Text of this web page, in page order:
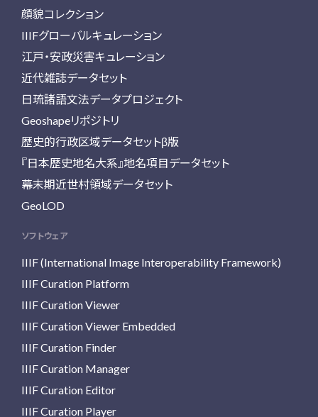
顔貌コレクション
IIIFグローバルキュレーション
江戸・安政災害キュレーション
近代雑誌データセット
日琉諸語文法データプロジェクト
Geoshapeリポジトリ
歴史的行政区域データセットβ版
『日本歴史地名大系』地名項目データセット
幕末期近世村領域データセット
GeoLOD
ソフトウェア
IIIF (International Image Interoperability Framework)
IIIF Curation Platform
IIIF Curation Viewer
IIIF Curation Viewer Embedded
IIIF Curation Finder
IIIF Curation Manager
IIIF Curation Editor
IIIF Curation Player